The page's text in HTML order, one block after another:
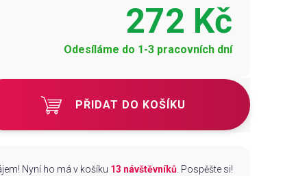
272 Kč
Odesíláme do 1-3 pracovních dní
PŘIDAT DO KOŠÍKU
Nyní ho má v košíku 13 návštěvníků. Pospěšte si!